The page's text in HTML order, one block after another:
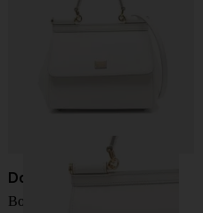
Dolce & Gabbana
Borsa a mano media in pelle